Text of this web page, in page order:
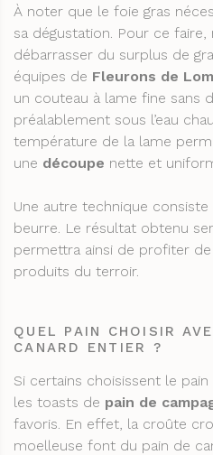
À noter que le foie gras
sa dégustation. Pour ce faire,
débarrasser du surplus de
équipes de Fleurons de
un couteau à lame fine sans
préalablement sous l’eau
température de la lame
une découpe nette et
Une autre technique
beurre. Le résultat obtenu
permettra ainsi de profiter
produits du terroir.
QUEL PAIN CHOISIR
CANARD ENTIER ?
Si certains choisissent le
les toasts de pain de
favoris. En effet, la croûte
moelleuse font du pain de